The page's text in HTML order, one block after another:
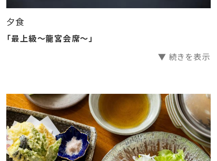
夏季(6月～8月)／和牛のしゃぶしゃぶ・鱧と夏野菜の天
ぷら
＜ご朝食＞
季節の焼き魚、ところてん、わさび飯など「和食膳」にて
ご用意
※お食事内容は仕入れ状況により一部内容変更する場
夕食
「最上級～龍宮会席～」
▼ 続きを表示